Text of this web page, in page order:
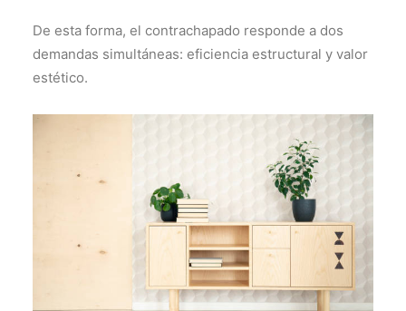
De esta forma, el contrachapado responde a dos
demandas simultáneas: eficiencia estructural y valor
estético.